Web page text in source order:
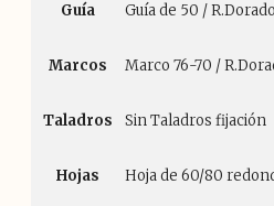
Guía Guía de 50 / R.Dorado
Marcos Marco 76-70 /
Taladros Sin Taladros fijación
Hojas Hoja de 60/80